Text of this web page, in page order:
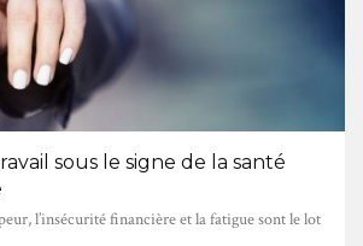
sous le signe de la santé
l’insécurité financière et la fatigue sont le lot